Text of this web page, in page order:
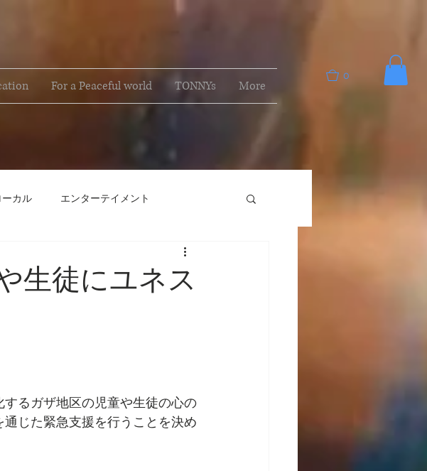
For a Peaceful world TONNYs More
0
ーカル エンターテイメント
生徒にユネス
るガザ地区の児童や生徒の心の
じた緊急支援を行うことを決め